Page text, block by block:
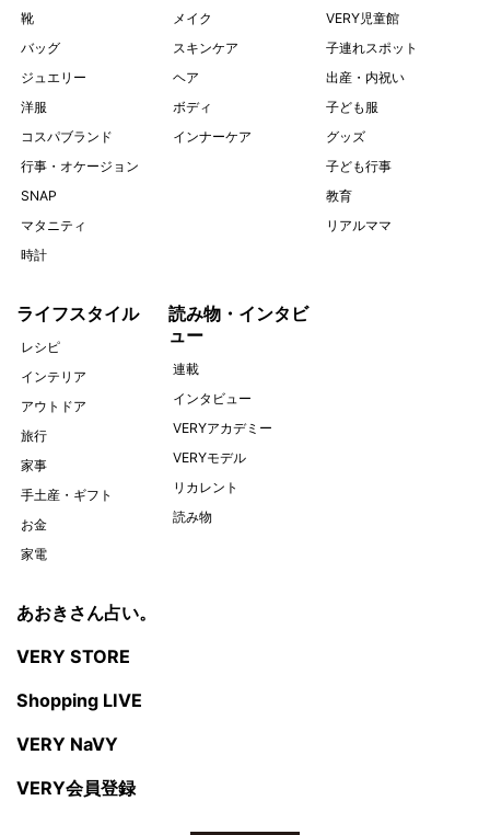
靴
バッグ
ジュエリー
洋服
コスパブランド
行事・オケージョン
SNAP
マタニティ
時計
メイク
スキンケア
ヘア
ボディ
インナーケア
VERY児童館
子連れスポット
出産・内祝い
子ども服
グッズ
子ども行事
教育
リアルママ
ライフスタイル
レシピ
インテリア
アウトドア
旅行
家事
手土産・ギフト
お金
家電
読み物・インタビ
ュー
連載
インタビュー
VERYアカデミー
VERYモデル
リカレント
読み物
あおきさん占い。
VERY STORE
Shopping LIVE
VERY NaVY
VERY会員登録